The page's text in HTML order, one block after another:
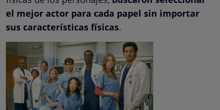
el mejor actor para cada papel sin importar
sus características físicas.